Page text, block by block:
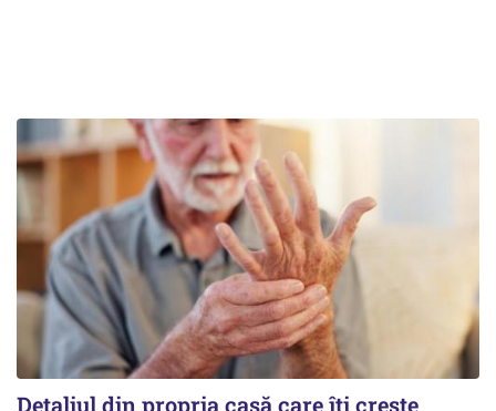
Detaliul din propria casă care îți crește